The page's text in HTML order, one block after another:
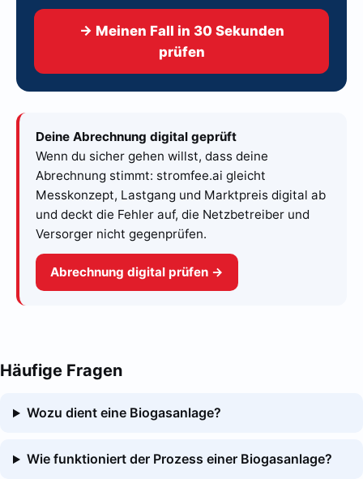
→ Meinen Fall in 30 Sekunden
prüfen
Deine Abrechnung digital geprüft
Wenn du sicher gehen willst, dass deine
Abrechnung stimmt: stromfee.ai gleicht
Messkonzept, Lastgang und Marktpreis digital ab
und deckt die Fehler auf, die Netzbetreiber und
Versorger nicht gegenprüfen.
Abrechnung digital prüfen →
Häufige Fragen
Wozu dient eine Biogasanlage?
Wie funktioniert der Prozess einer Biogasanlage?